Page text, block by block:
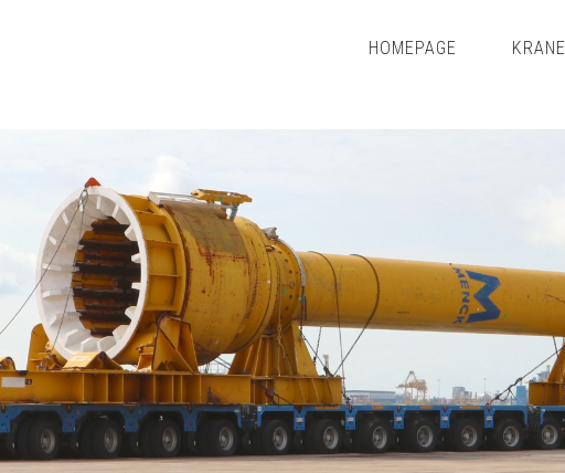
HOMEPAGE KRANE